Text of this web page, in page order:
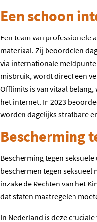
Een schoon
Een team van professionele
materiaal. Zij beoordelen
via internationale
misbruik, wordt direct een
Offlimits is van vitaal
het internet. In 2023
worden dagelijks strafbare
Bescherming
Bescherming tegen
beschermen tegen
inzake de Rechten van het
dat staten maatregelen
In Nederland is deze